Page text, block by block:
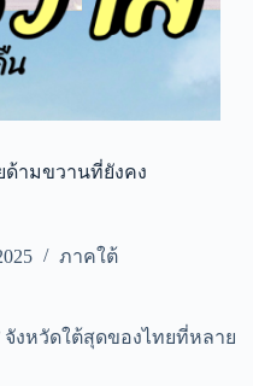
ด้ามขวานที่ยังคง
ภาคใต้
จังหวัดใต้สุดของไทยที่หลาย